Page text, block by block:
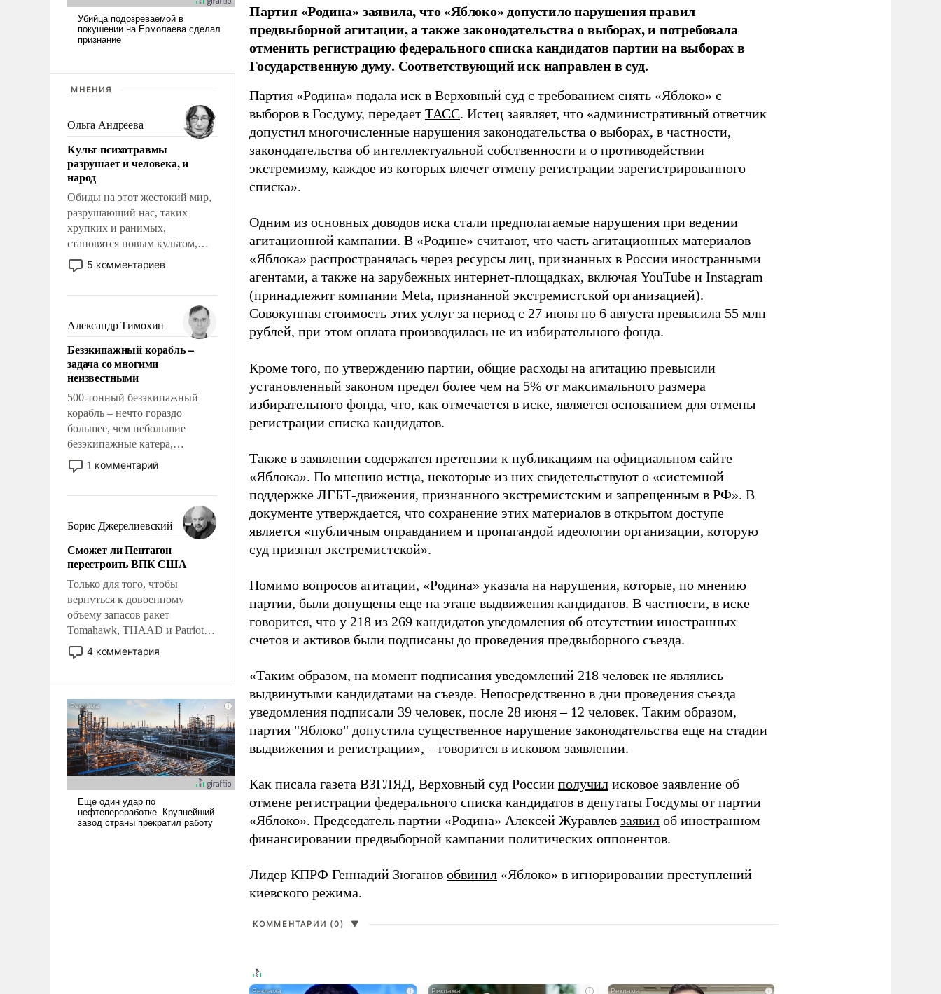
МНЕНИЯ
Ольга Андреева
Культ психотравмы
разрушает и человека, и
народ
Обиды на этот жестокий мир,
разрушающий нас, таких
хрупких и ранимых,
становятся новым культом,
постепенно вытесняя и
отменяя традиционное
мужественным и твердым под
ударами судьбы, брать на себя
ответственность, помогать
слабым, идти вперед и
адаптироваться.
5 комментариев
Александр Тимохин
Безэкипажный корабль –
задача со многими
неизвестными
500-тонный безэкипажный
корабль – нечто гораздо
большее, чем небольшие
безэкипажные катера,
применение которых уже
стало обыденностью. Задача по
сложна и амбициозна. Однако
и ее реализация радикально
поднимет наши боевые
возможности.
1 комментарий
Борис Джерелиевский
Сможет ли Пентагон
перестроить ВПК США
Только для того, чтобы
вернуться к довоенному
объему запасов ракет
Tomahawk, THAAD и Patriot
США потребуется более трех
лет. Даже небольшая война с
Сложившаяся ситуация
означает многолетний период
уязвимости США, например,
перед Китаем.
4 комментария
Партия «Родина» заявила, что «Яблоко» допустило нарушения правил
предвыборной агитации, а также законодательства о выборах, и потребовала
отменить регистрацию федерального списка кандидатов партии на выборах в
Государственную думу. Соответствующий иск направлен в суд.
Партия «Родина» подала иск в Верховный суд с требованием снять «Яблоко» с
выборов в Госдуму, передает ТАСС. Истец заявляет, что «административный ответчик
допустил многочисленные нарушения законодательства о выборах, в частности,
законодательства об интеллектуальной собственности и о противодействии
экстремизму, каждое из которых влечет отмену регистрации зарегистрированного
списка».
Одним из основных доводов иска стали предполагаемые нарушения при ведении
агитационной кампании. В «Родине» считают, что часть агитационных материалов
«Яблока» распространялась через ресурсы лиц, признанных в России иностранными
агентами, а также на зарубежных интернет-площадках, включая YouTube и Instagram
(принадлежит компании Meta, признанной экстремистской организацией).
Совокупная стоимость этих услуг за период с 27 июня по 6 августа превысила 55 млн
рублей, при этом оплата производилась не из избирательного фонда.
Кроме того, по утверждению партии, общие расходы на агитацию превысили
установленный законом предел более чем на 5% от максимального размера
избирательного фонда, что, как отмечается в иске, является основанием для отмены
регистрации списка кандидатов.
Также в заявлении содержатся претензии к публикациям на официальном сайте
«Яблока». По мнению истца, некоторые из них свидетельствуют о «системной
поддержке ЛГБТ-движения, признанного экстремистским и запрещенным в РФ». В
документе утверждается, что сохранение этих материалов в открытом доступе
является «публичным оправданием и пропагандой идеологии организации, которую
суд признал экстремистской».
Помимо вопросов агитации, «Родина» указала на нарушения, которые, по мнению
партии, были допущены еще на этапе выдвижения кандидатов. В частности, в иске
говорится, что у 218 из 269 кандидатов уведомления об отсутствии иностранных
счетов и активов были подписаны до проведения предвыборного съезда.
«Таким образом, на момент подписания уведомлений 218 человек не являлись
выдвинутыми кандидатами на съезде. Непосредственно в дни проведения съезда
уведомления подписали 39 человек, после 28 июня – 12 человек. Таким образом,
партия "Яблоко" допустила существенное нарушение законодательства еще на стадии
выдвижения и регистрации», – говорится в исковом заявлении.
Как писала газета ВЗГЛЯД, Верховный суд России получил исковое заявление об
отмене регистрации федерального списка кандидатов в депутаты Госдумы от партии
«Яблоко». Председатель партии «Родина» Алексей Журавлев заявил об иностранном
финансировании предвыборной кампании политических оппонентов.
Лидер КПРФ Геннадий Зюганов обвинил «Яблоко» в игнорировании преступлений
киевского режима.
КОММЕНТАРИИ (0) ▼
i i i